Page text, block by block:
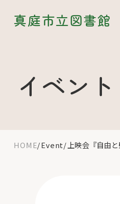
真庭市立図書館
イベント
HOME Event 上映会『自由